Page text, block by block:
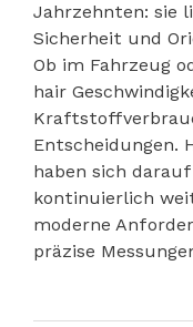
Jahrzehnten: sie
Sicherheit und
Ob im Fahrzeug
hair
Entscheidungen.
haben sich
kontinuierlich
moderne
präzise